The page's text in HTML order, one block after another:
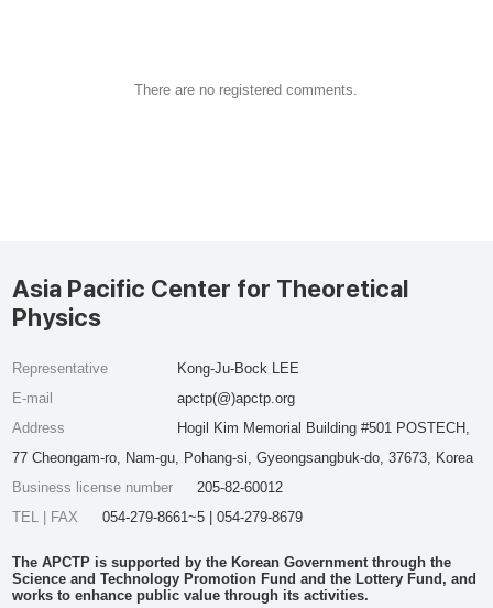
There are no registered comments.
Asia Pacific Center for Theoretical
Physics
Representative
Kong-Ju-Bock LEE
E-mail
apctp(@)apctp.org
Address
Hogil Kim Memorial Building #501 POSTECH,
77 Cheongam-ro, Nam-gu, Pohang-si, Gyeongsangbuk-do, 37673, Korea
Business license number
205-82-60012
TEL | FAX
054-279-8661~5 | 054-279-8679
The APCTP is supported by the Korean Government through the
Science and Technology Promotion Fund and the Lottery Fund, and
works to enhance public value through its activities.